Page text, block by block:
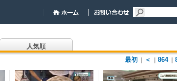
人気順
最初
＜ 864